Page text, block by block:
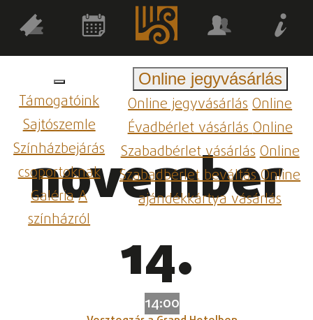
Támogatóink
Sajtószemle
Színházbejárás
csoportoknak
GalériaA
színházról
Online jegyvásárlás
Online jegyvásárlásOnline
Évadbérlet vásárlásOnline
Szabadbérlet vásárlásOnline
Szabadbérlet beváltásOnline
ajándékkártya vásárlás
november
14.
14:00